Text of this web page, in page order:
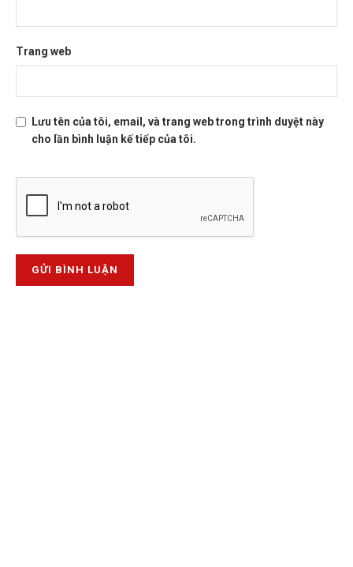
Trang web
Lưu tên của tôi, email, và trang web trong trình duyệt này
cho lần bình luận kế tiếp của tôi.